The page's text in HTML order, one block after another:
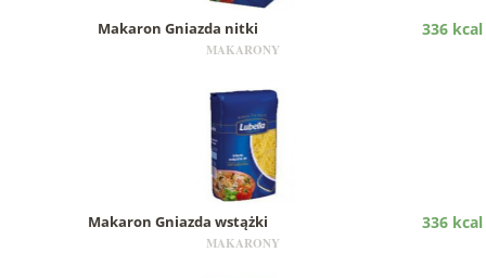
Makaron Gniazda nitki 336 kcal
MAKARONY
Makaron Gniazda wstążki 336 kcal
MAKARONY